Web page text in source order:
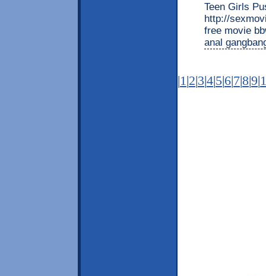
Teen Girls
http://
free movie
anal
|1 |2|3|4|5|6|7|8|9|